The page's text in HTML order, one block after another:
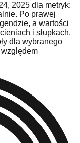
2025 dla metryk:
Po prawej
a wartości
i słupkach.
dla wybranego
względem